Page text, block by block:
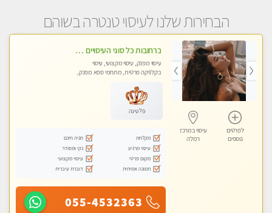
הבחירות שלנו לעיסוי טנטרה בשוהם
לפרטים
נוספים
עיסוי במרכז
רמלה
ברחובות כל סוגי העיסויים מעסה מקצועית ואיכותית פרטי!!!
עיסוי מפנק, עיסוי מקצועי, עיסוי
בקלניקה פרטית, מתחמי ספא מפנק,
פלטינה
מקלחת
חניה חינם
עיסוי מרגיע
נקי ומסודר
מקום פרטי
עיסוי מקצועי
תמונה אמיתית
דוברת עיברית
055-4532363